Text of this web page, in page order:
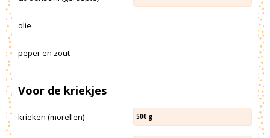
olie
peper en zout
Voor de kriekjes
krieken (morellen) 500 g